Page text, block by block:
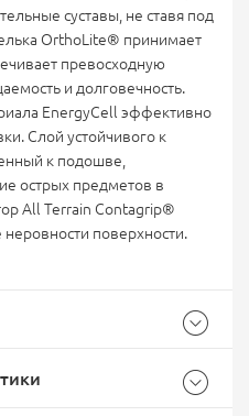
суставы, не ставя под
OrthoLite® принимает
превосходную
и долговечность.
EnergyCell эффективно
Слой устойчивого к
к подошве,
острых предметов в
All Terrain Contagrip®
поверхности.